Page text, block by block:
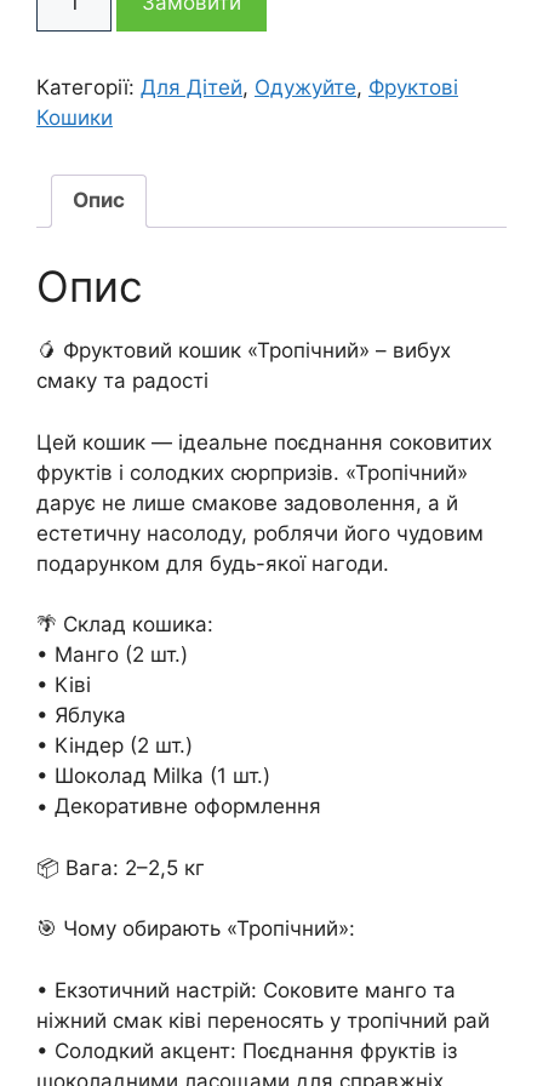
705 грн
245 грн
кошик
кількість
Категорії: Для Дітей, Одужуйте, Фруктові
Кошики
Опис
Опис
🥭 Фруктовий кошик «Тропічний» – вибух
смаку та радості
Цей кошик — ідеальне поєднання соковитих
фруктів і солодких сюрпризів. «Тропічний»
дарує не лише смакове задоволення, а й
естетичну насолоду, роблячи його чудовим
подарунком для будь-якої нагоди.
🌴 Склад кошика:
• Манго (2 шт.)
• Ківі
• Яблука
• Кіндер (2 шт.)
• Шоколад Milka (1 шт.)
• Декоративне оформлення
📦 Вага: 2–2,5 кг
🎯 Чому обирають «Тропічний»:
• Екзотичний настрій: Соковите манго та
ніжний смак ківі переносять у тропічний рай
• Солодкий акцент: Поєднання фруктів із
шоколадними ласощами для справжніх